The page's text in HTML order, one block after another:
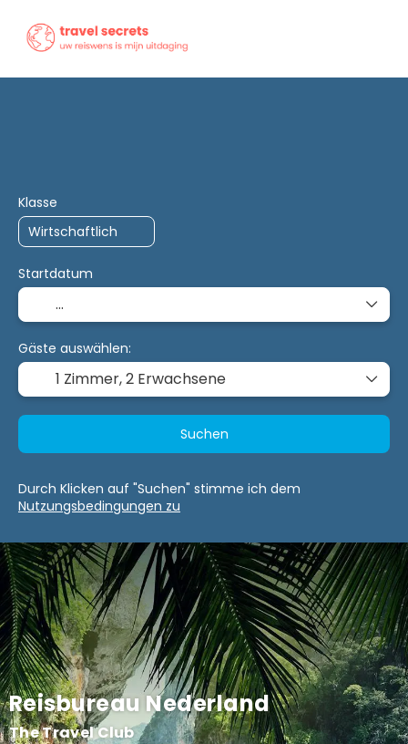
Reisbureau Nederland
The Travel Club
Klasse
Startdatum
Gäste auswählen:
1 Zimmer,2 Erwachsene
Suchen
Durch Klicken auf "Suchen" stimme ich dem
Nutzungsbedingungen zu